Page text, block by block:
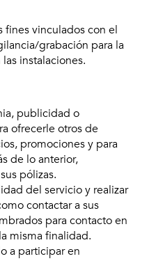
fines vinculados con el
grabación para la
instalaciones.
publicidad o
ofrecerle otros de
promociones y para
de lo anterior,
pólizas.
del servicio y realizar
contactar a sus
para contacto en
misma finalidad.
a participar en